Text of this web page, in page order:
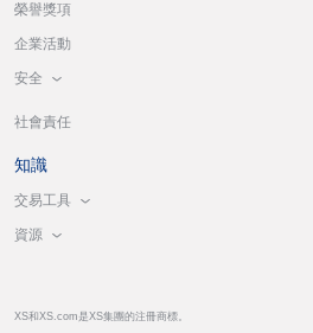
榮譽獎項
企業活動
安全
社會責任
知識
交易工具
資源
XS和XS.com是XS集團的注冊商標。